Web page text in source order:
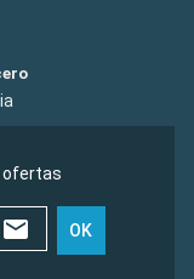
ofertas
OK